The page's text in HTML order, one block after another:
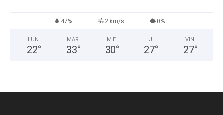
47% 2.6m/s 0%
LUN
22°
MAR
33°
MIE
30°
J
27°
VIN
27°